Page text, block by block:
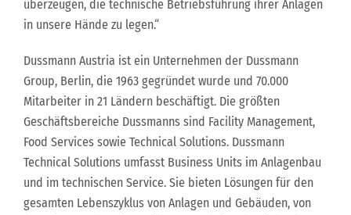
überzeugen, die technische Betriebsführung ihrer Anlagen
in unsere Hände zu legen.“
Dussmann Austria ist ein Unternehmen der Dussmann
Group, Berlin, die 1963 gegründet wurde und 70.000
Mitarbeiter in 21 Ländern beschäftigt. Die größten
Geschäftsbereiche Dussmanns sind Facility Management,
Food Services sowie Technical Solutions. Dussmann
Technical Solutions umfasst Business Units im Anlagenbau
und im technischen Service. Sie bieten Lösungen für den
gesamten Lebenszyklus von Anlagen und Gebäuden, von